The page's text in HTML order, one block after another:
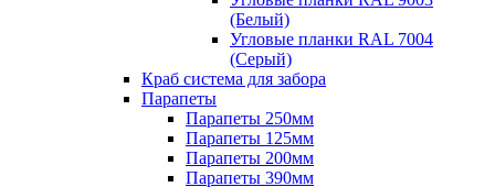
(Белый)
Угловые планки RAL 7004
(Серый)
Краб система для забора
Парапеты
Парапеты 250мм
Парапеты 125мм
Парапеты 200мм
Парапеты 390мм